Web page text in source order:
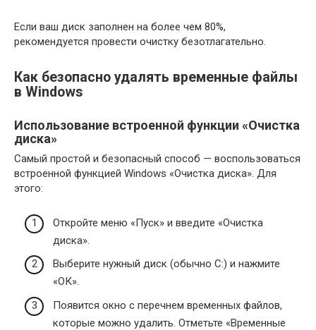
Если ваш диск заполнен на более чем 80%,
рекомендуется провести очистку безотлагательно.
Как безопасно удалять временные файлы
в Windows
Использование встроенной функции «Очистка
диска»
Самый простой и безопасный способ — воспользоваться
встроенной функцией Windows «Очистка диска». Для
этого:
Откройте меню «Пуск» и введите «Очистка
диска».
Выберите нужный диск (обычно C:) и нажмите
«ОК».
Появится окно с перечнем временных файлов,
которые можно удалить. Отметьте «Временные